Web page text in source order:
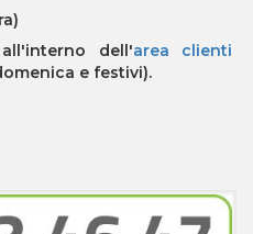
dell'area clienti
e festivi).